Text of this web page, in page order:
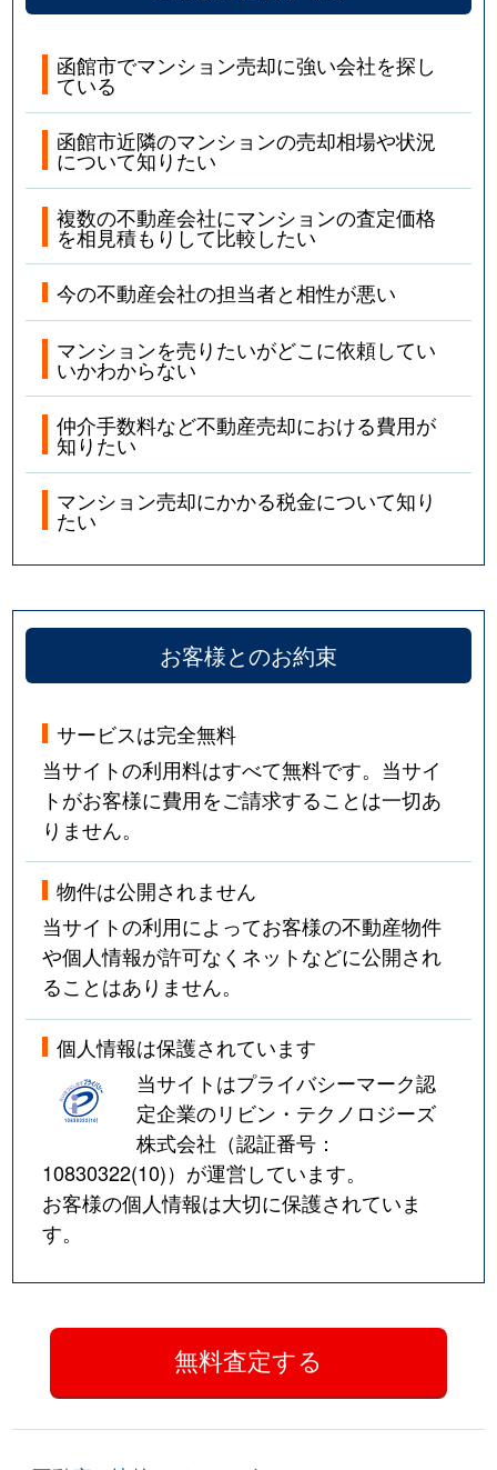
函館市でマンション売却に強い会社を探し
ている
函館市近隣のマンションの売却相場や状況
について知りたい
複数の不動産会社にマンションの査定価格
を相見積もりして比較したい
今の不動産会社の担当者と相性が悪い
マンションを売りたいがどこに依頼してい
いかわからない
仲介手数料など不動産売却における費用が
知りたい
マンション売却にかかる税金について知り
たい
お客様とのお約束
サービスは完全無料
当サイトの利用料はすべて無料です。当サイ
トがお客様に費用をご請求することは一切あ
りません。
物件は公開されません
当サイトの利用によってお客様の不動産物件
や個人情報が許可なくネットなどに公開され
ることはありません。
個人情報は保護されています
当サイトはプライバシーマーク認
定企業のリビン・テクノロジーズ
株式会社（認証番号：
10830322(10)）が運営しています。
お客様の個人情報は大切に保護されていま
す。